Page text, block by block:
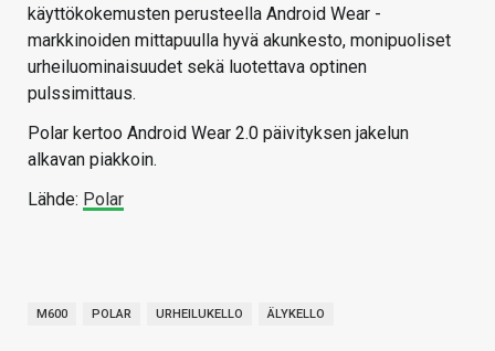
käyttökokemusten perusteella Android Wear -
markkinoiden mittapuulla hyvä akunkesto, monipuoliset
urheiluominaisuudet sekä luotettava optinen
pulssimittaus.
Polar kertoo Android Wear 2.0 päivityksen jakelun
alkavan piakkoin.
Lähde: Polar
M600 POLAR URHEILUKELLO ÄLYKELLO